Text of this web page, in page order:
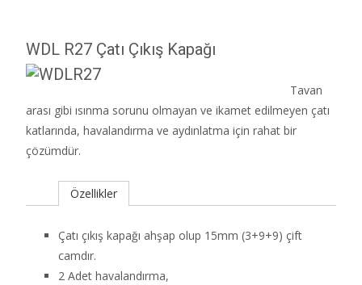
WDL R27 Çatı Çıkış Kapağı
Tavan
arası gibi ısınma sorunu olmayan ve ikamet edilmeyen çatı
katlarında, havalandırma ve aydınlatma için rahat bir
çözümdür.
Özellikler
Çatı çıkış kapağı ahşap olup 15mm (3+9+9) çift
camdır.
2 Adet havalandırma,